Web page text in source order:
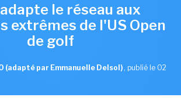
le réseau aux
extrêmes de l'US Open
de golf
(adapté par Emmanuelle Delsol) , publié le 02